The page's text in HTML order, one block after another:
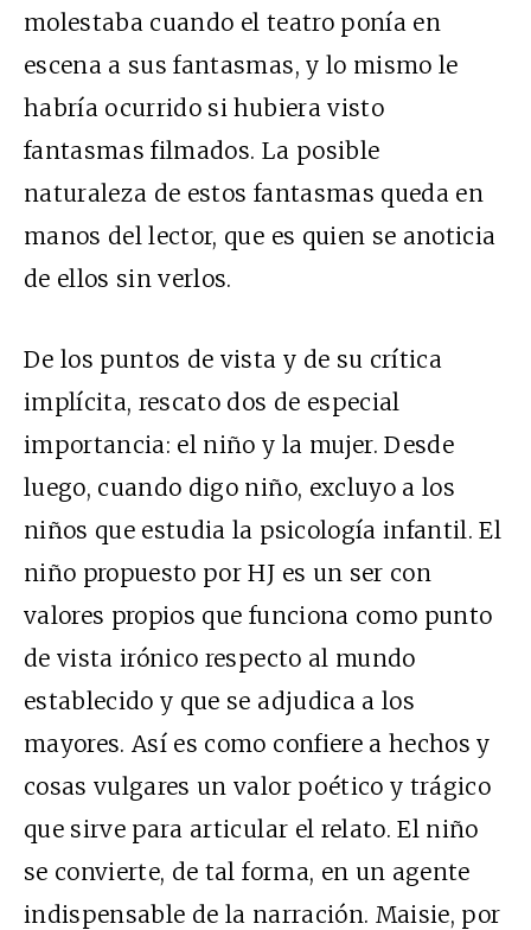
molestaba cuando el teatro ponía en
escena a sus fantasmas, y lo mismo le
habría ocurrido si hubiera visto
fantasmas filmados. La posible
naturaleza de estos fantasmas queda en
manos del lector, que es quien se anoticia
de ellos sin verlos.
De los puntos de vista y de su crítica
implícita, rescato dos de especial
importancia: el niño y la mujer. Desde
luego, cuando digo niño, excluyo a los
niños que estudia la psicología infantil. El
niño propuesto por HJ es un ser con
valores propios que funciona como punto
de vista irónico respecto al mundo
establecido y que se adjudica a los
mayores. Así es como confiere a hechos y
cosas vulgares un valor poético y trágico
que sirve para articular el relato. El niño
se convierte, de tal forma, en un agente
indispensable de la narración. Maisie, por